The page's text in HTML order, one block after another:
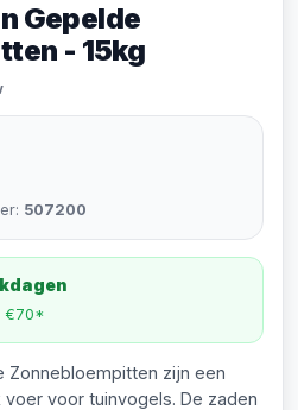
Gepelde
- 15kg
507200
€70*
Zonnebloempitten zijn een
voor tuinvogels. De zaden